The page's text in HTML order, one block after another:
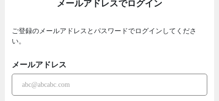
メールアドレスでログイン
ご登録のメールアドレスとパスワードでログインしてくださ
い。
メールアドレス